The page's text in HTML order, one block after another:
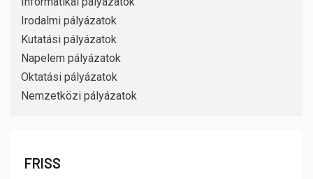
Irodalmi pályázatok
Kutatási pályázatok
Napelem pályázatok
Oktatási pályázatok
Nemzetközi pályázatok
FRISS